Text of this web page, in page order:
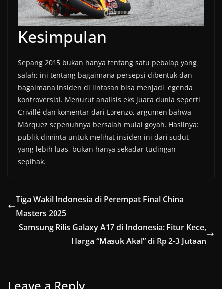
Kesimpulan
Sepang 2015 bukan hanya tentang satu pebalap yang
salah; ini tentang bagaimana persepsi dibentuk dan
bagaimana insiden di lintasan bisa menjadi legenda
kontroversial. Menurut analisis eks juara dunia seperti
Crivillé dan komentar dari Lorenzo, argumen bahwa
Márquez sepenuhnya bersalah mulai goyah. Hasilnya:
publik diminta untuk melihat insiden ini dari sudut
yang lebih luas, bukan hanya sekadar tudingan
sepihak.
Tiga Wakil Indonesia di Perempat Final China
Masters 2025
Samsung Rilis Galaxy A17 di Indonesia: Fitur Kece,
Harga “Masuk Akal” di Rp 2-3 Jutaan
Leave a Reply